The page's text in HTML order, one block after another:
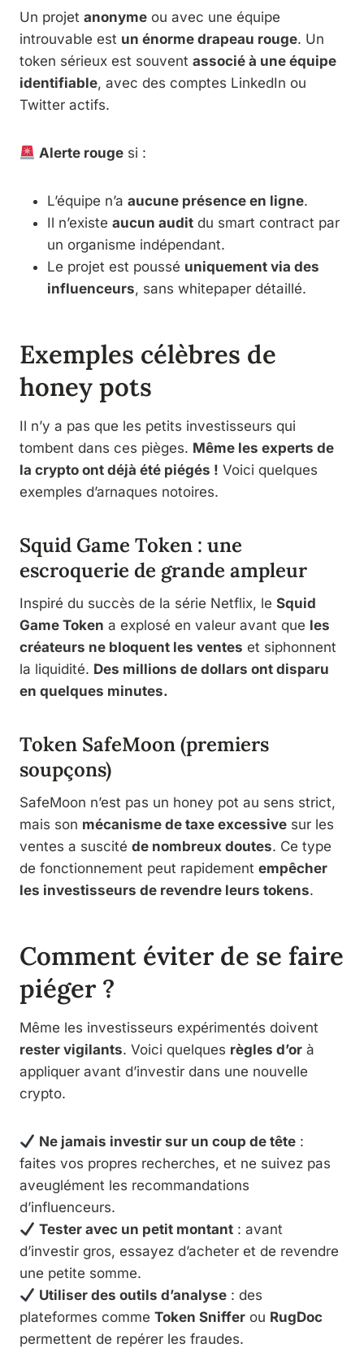
Un projet anonyme ou avec une équipe
introuvable est un énorme drapeau rouge. Un
token sérieux est souvent associé à une équipe
identifiable, avec des comptes LinkedIn ou
Twitter actifs.
Alerte rouge si :
L’équipe n’a aucune présence en ligne.
Il n’existe aucun audit du smart contract par
un organisme indépendant.
Le projet est poussé uniquement via des
influenceurs, sans whitepaper détaillé.
Exemples célèbres de
honey pots
Il n’y a pas que les petits investisseurs qui
tombent dans ces pièges. Même les experts de
la crypto ont déjà été piégés ! Voici quelques
exemples d’arnaques notoires.
Squid Game Token : une
escroquerie de grande ampleur
Inspiré du succès de la série Netflix, le Squid
Game Token a explosé en valeur avant que les
créateurs ne bloquent les ventes et siphonnent
la liquidité. Des millions de dollars ont disparu
en quelques minutes.
Token SafeMoon (premiers
soupçons)
SafeMoon n’est pas un honey pot au sens strict,
mais son mécanisme de taxe excessive sur les
ventes a suscité de nombreux doutes. Ce type
de fonctionnement peut rapidement empêcher
les investisseurs de revendre leurs tokens.
Comment éviter de se faire
piéger ?
Même les investisseurs expérimentés doivent
rester vigilants. Voici quelques règles d’or à
appliquer avant d’investir dans une nouvelle
crypto.
Ne jamais investir sur un coup de tête :
faites vos propres recherches, et ne suivez pas
aveuglément les recommandations
d’influenceurs.
Tester avec un petit montant : avant
d’investir gros, essayez d’acheter et de revendre
une petite somme.
Utiliser des outils d’analyse : des
plateformes comme Token Sniffer ou RugDoc
permettent de repérer les fraudes.